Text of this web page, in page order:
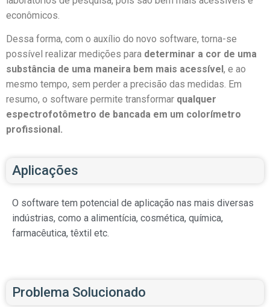
econômicos.
Dessa forma, com o auxílio do novo software, torna-se
possível realizar medições para determinar a cor de uma
substância de uma maneira bem mais acessível , e ao
mesmo tempo, sem perder a precisão das medidas. Em
resumo, o software permite transformar qualquer
espectrofotômetro de bancada em um colorímetro
profissional.
Aplicações
O software tem potencial de aplicação nas mais diversas
indústrias, como a alimentícia, cosmética, química,
farmacêutica, têxtil etc.
Problema Solucionado